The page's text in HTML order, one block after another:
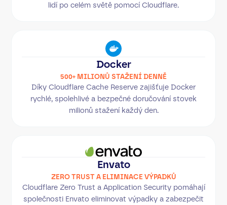
lidí po celém světě pomocí Cloudflare.
Docker
500+ MILIONŮ STAŽENÍ DENNĚ
Díky Cloudflare Cache Reserve zajišťuje Docker
rychlé, spolehlivé a bezpečné doručování stovek
milionů stažení každý den.
Envato
ZERO TRUST A ELIMINACE VÝPADKŮ
Cloudflare Zero Trust a Application Security pomáhají
společnosti Envato eliminovat výpadky a zabezpečit